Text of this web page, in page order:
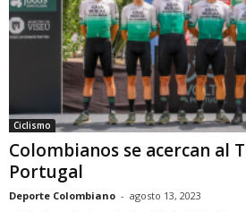
Ciclismo
Colombianos se acercan al
Portugal
Deporte Colombiano - agosto 13, 2023